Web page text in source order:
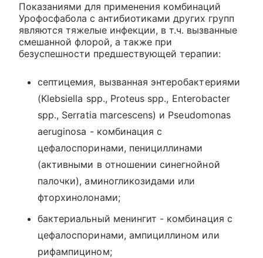
Показаниями для применения комбинаций
Урофосфабола с антибиотиками других групп
являются тяжелые инфекции, в т.ч. вызванные
смешанной флорой, а также при
безуспешности предшествующей терапии:
септицемия, вызванная энтеробактериями
(Klebsiella spp., Proteus spp., Enterobacter
spp., Serratia marcescens) и Pseudomonas
aeruginosa - комбинация с
цефалоспоринами, пенициллинами
(активными в отношении синегнойной
палочки), аминогликозидами или
фторхинолонами;
бактериальный менингит - комбинация с
цефалоспоринами, ампициллином или
рифампицином;